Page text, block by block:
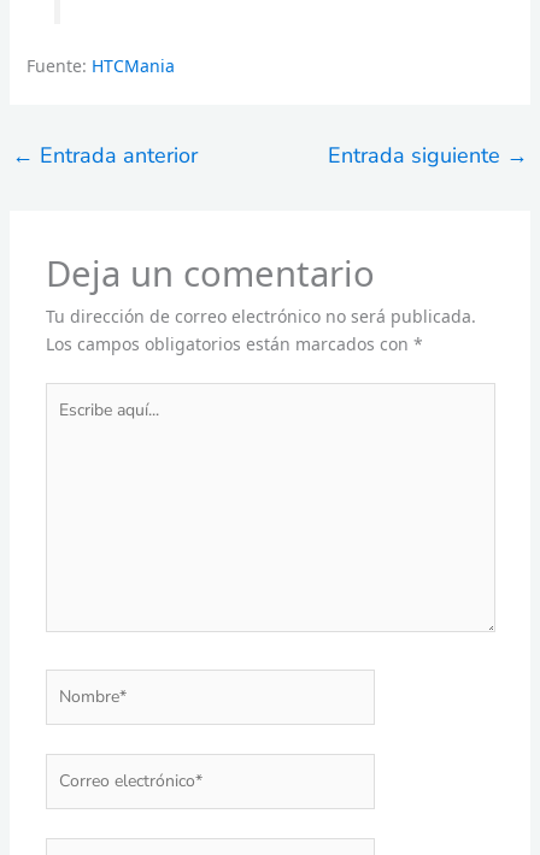
Fuente: HTCMania
← Entrada anterior Entrada siguiente →
Deja un comentario
Tu dirección de correo electrónico no será publicada.
Los campos obligatorios están marcados con *
aquí...
electrónico*